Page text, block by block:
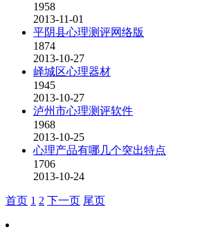
1958
2013-11-01
平阴县心理测评网络版
1874
2013-10-27
峄城区心理器材
1945
2013-10-27
泸州市心理测评软件
1968
2013-10-25
心理产品有哪几个突出特点
1706
2013-10-24
首页 1 2 下一页 尾页